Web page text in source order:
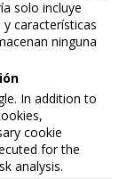
solo incluye
características
ninguna
In addition to
cookie
for the
analysis.